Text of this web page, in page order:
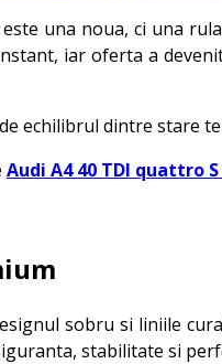
una noua, ci una
iar oferta a
echilibrul dintre stare
Audi A4 40 TDI quattro
sobru si liniile
stabilitate si